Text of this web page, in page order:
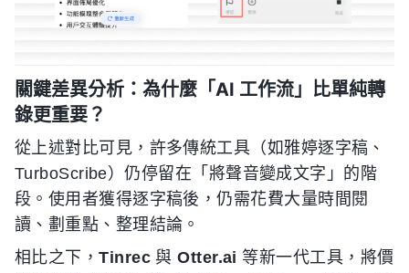
關鍵差異分析：為什麼「AI 工作流」比單純轉
錄更重要？
從上述對比可見，許多傳統工具（如雅婷逐字稿、
TurboScribe）仍停留在「將聲音變成文字」的階
段。使用者獲得逐字稿後，仍需花費大量時間閱
讀、劃重點、整理結論。
相比之下，Tinrec與Otter.ai 等新一代工具，將價